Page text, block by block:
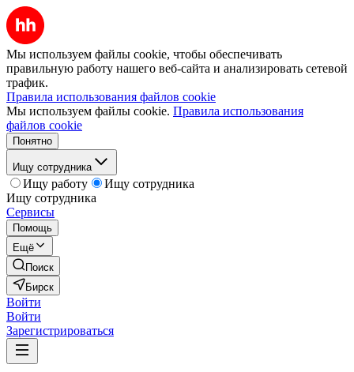
Мы используем файлы cookie, чтобы обеспечивать
правильную работу нашего веб-сайта и анализировать сетевой
трафик.
Правила использования файлов cookie
Мы используем файлы cookie. Правила использования
файлов cookie
Понятно
Ищу сотрудника
Ищу работу
Ищу сотрудника
Ищу сотрудника
Сервисы
Помощь
Ещё
Поиск
Бирск
Войти
Войти
Зарегистрироваться